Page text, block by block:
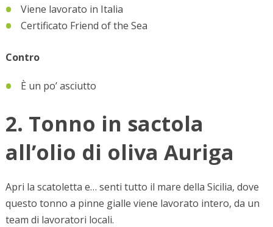
Viene lavorato in Italia
Certificato Friend of the Sea
Contro
È un po’ asciutto
2. Tonno in sactola
all’olio di oliva Auriga
Apri la scatoletta e… senti tutto il mare della Sicilia, dove
questo tonno a pinne gialle viene lavorato intero, da un
team di lavoratori locali.